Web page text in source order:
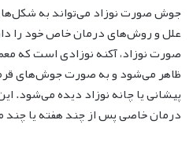
جوش صورت نوزاد می‌تواند به
علل و روش‌های درمان خاص خود را
صورت نوزاد، آکنه نوزادی است که
ظاهر می‌شود و به صورت جوش‌های
پیشانی یا چانه نوزاد دیده می‌شود.
درمان خاصی پس از چند هفته یا چند